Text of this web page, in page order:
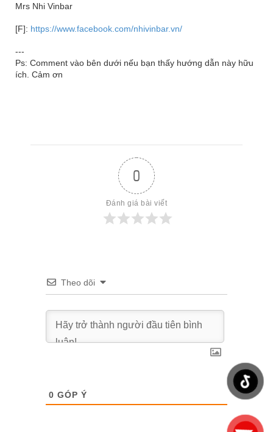
Mrs Nhi Vinbar
[F]: https://www.facebook.com/nhivinbar.vn/
---
Ps: Comment vào bên dưới nếu bạn thấy hướng dẫn này hữu
ích. Cảm ơn
0
Đánh giá bài viết
Theo dõi
0 GÓP Ý